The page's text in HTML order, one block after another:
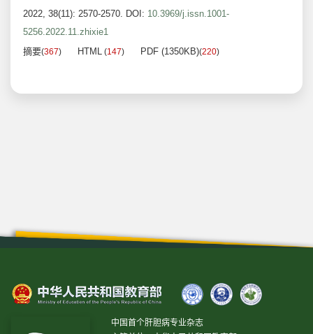
2022, 38(11): 2570-2570. DOI: 10.3969/j.issn.1001-
5256.2022.11.zhixie1
摘要(367) HTML (147) PDF (1350KB)(220)
中国首个肝胆病专业杂志